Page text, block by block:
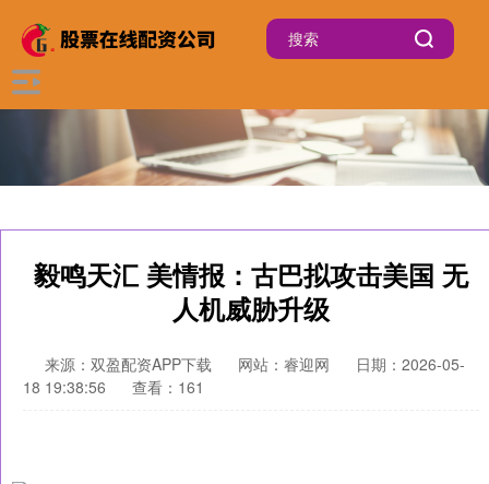
毅鸣天汇 美情报：古巴拟攻击美国 无
人机威胁升级
来源：双盈配资APP下载 网站：睿迎网
日期：2026-05-
18 19:38:56
查看：161